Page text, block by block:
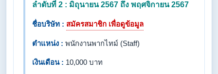
ลำดับที่ 2 : มิถุนายน 2567 ถึง พฤศจิกายน 2567
ชื่อบริษัท : สมัครสมาชิก เพื่อดูข้อมูล
ตำแหน่ง : พนักงานพากไทม์ (Staff)
เงินเดือน : 10,000 บาท